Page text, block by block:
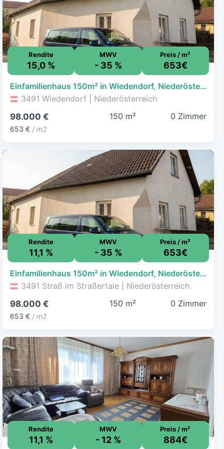
Rendite
15,0 %
MWV
- 35 %
Preis / m²
653€
Einfamilienhaus 150m² in Wiedendorf, Niederösterreich - sanierungsbedürftig, viel Potenzial!
3491 Wiedendorf | Niederösterreich
98.000 €
653 € / m2
150 m² 0 Zimmer
Rendite
11,1 %
MWV
- 35 %
Preis / m²
653€
Einfamilienhaus 150m² in Wiedendorf, Niederösterreich – sanierungsbedürftig, viel Potenzial!
3491 Straß im Straßertale | Niederösterreich
98.000 €
653 € / m2
150 m² 0 Zimmer
Rendite
11,1 %
MWV
- 12 %
Preis / m²
884€